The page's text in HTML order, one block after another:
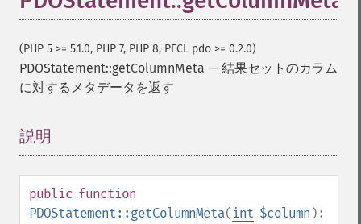
(PHP 5 >= 5.1.0, PHP 7, PHP 8, PECL pdo >= 0.2.0)
PDOStatement::getColumnMeta — 結果セットのカラム
に対するメタデータを返す
説明
public function
PDOStatement::getColumnMeta( int $column ):